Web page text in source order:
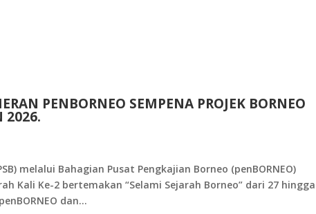
PENBORNEO SEMPENA PROJEK BORNEO
2026.
melalui Bahagian Pusat Pengkajian Borneo (penBORNEO)
Kali Ke-2 bertemakan “Selami Sejarah Borneo” dari 27
dan...